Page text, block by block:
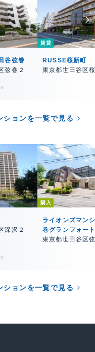
谷弦巻
弦巻２
賃貸
RUSSE桜新町
東京都世田谷区
ションを一覧で見る
深沢２
購入
ライオンズマン
巻グランフォー
東京都世田谷区
ションを一覧で見る